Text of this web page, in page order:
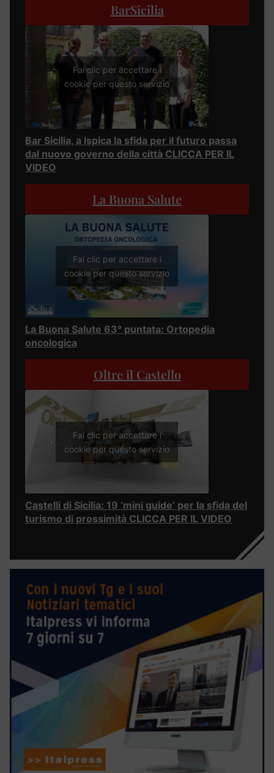
BarSicilia
Fai clic per accettare i
cookie per questo servizio
Bar Sicilia, a Ispica la sfida per il futuro passa
dal nuovo governo della città CLICCA PER IL
VIDEO
La Buona Salute
Fai clic per accettare i
cookie per questo servizio
La Buona Salute 63° puntata: Ortopedia
oncologica
Oltre il Castello
Fai clic per accettare i
cookie per questo servizio
Castelli di Sicilia: 19 ‘mini guide’ per la sfida del
turismo di prossimità CLICCA PER IL VIDEO